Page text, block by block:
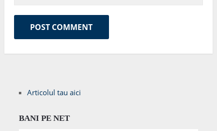
Articolul tau aici
BANI PE NET